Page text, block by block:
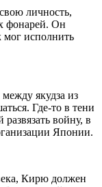
личность,
фонарей. Он
мог исполнить
якудза из
Где-то в тени
войну, в
Японии.
Кирю должен